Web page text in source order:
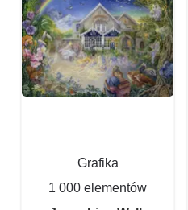
Grafika
1 000 elementów